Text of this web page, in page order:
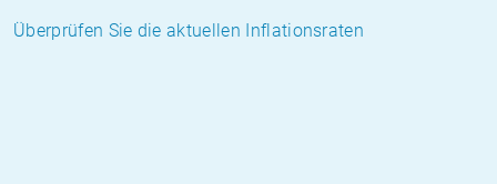
Überprüfen Sie die aktuellen Inflationsraten